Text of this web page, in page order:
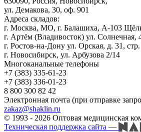
ул. Демакова, 30, оф. 901
Адреса складов:
г. Москва, МО, г. Балашиха, А-103
г. Артём (Владивосток) ул. Солнечная,
г. Ростов-на-Дону ул. Орская, д. 31, стр.
г. Новосибирск, ул. Арбузова 2/14
Многоканальные телефоны
+7 (383) 335-61-23
+7 (383) 336-01-23
8 800 300 82 42
Электронная почта (при отправке
zakaz@shaklin.ru
© 1993 - 2026 Оптовая медицинская
Техническая поддержка сайта —